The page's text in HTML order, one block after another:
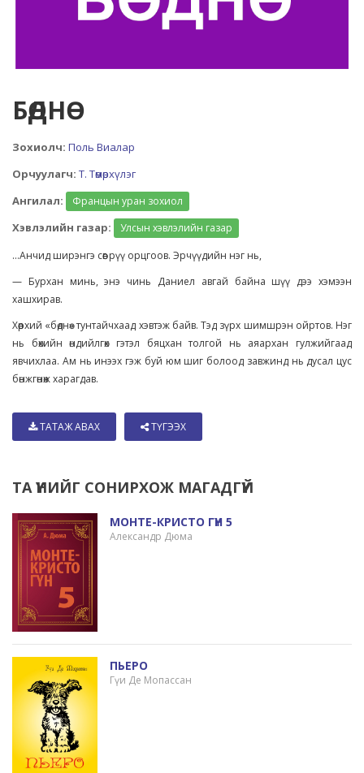
БӨДНӨ
Зохиолч: Поль Виалар
Орчуулагч: Т. Төмөрхүлэг
Ангилал:
Францын уран зохиол
Хэвлэлийн газар:
Улсын хэвлэлийн газар
...Анчид ширэнгэ сөөг рүү орцгоов. Эрчүүдийн нэг нь,
— Бурхан минь, энэ чинь Даниел авгай байна шүү дээ хэмээн
хашхирав.
Хөөрхий «бөднө» тунтайчхаад хэвтэж байв. Тэд зүрх шимшрэн ойртов. Нэг
нь бөхийн өндийлгөх гэтэл бяцхан толгой нь аяархан гулжийгаад
явчихлаа. Ам нь инээх гэж буй юм шиг болоод завжинд нь дусал цус
бөнжгөнөж харагдав.
ТАТАЖ АВАХ ТҮГЭЭХ
ТА ҮҮНИЙГ СОНИРХОЖ МАГАДГҮЙ
МОНТЕ-КРИСТО ГҮН 5
Александр Дюма
ПЬЕРО
Гүи Де Мопассан